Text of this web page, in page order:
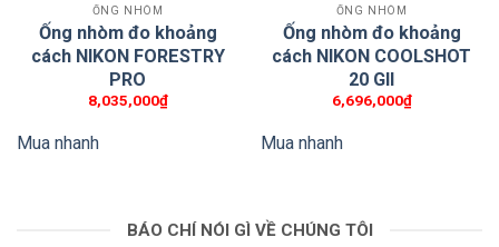
gàng cùng trọng lượng cao nhất chưa đến 700g vô
cùng nhẹ nhàng được thiết kế dành riêng cho nhiều
hoạt động ngoài trời khác nhau. Điều này sẽ giúp
người dùng thoải mái cất giữ vào ba lô, túi xách du
lịch đi khám phá và quan sát khắp muôn nơi.
ỐNG NHÒM
Ống nhòm đo khoảng
cách NIKON FORESTRY
PRO
8,035,000₫
Mua nhanh
ỐNG NHÒM
Ống nhòm đo khoảng
cách NIKON COOLSHOT
20 GII
6,696,000₫
Mua nhanh
BÁO CHÍ NÓI GÌ VỀ CHÚNG TÔI